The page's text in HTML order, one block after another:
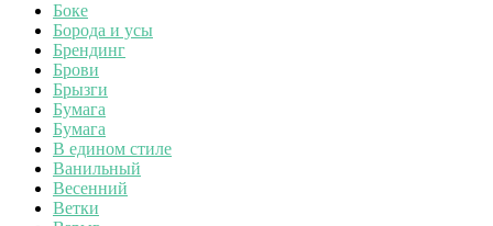
Боке
Борода и усы
Брендинг
Брови
Брызги
Бумага
Бумага
В едином стиле
Ванильный
Весенний
Ветки